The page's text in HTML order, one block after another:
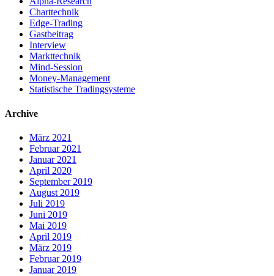
Charttechnik
Edge-Trading
Gastbeitrag
Interview
Markttechnik
Mind-Session
Money-Management
Statistische Tradingsysteme
Archive
März 2021
Februar 2021
Januar 2021
April 2020
September 2019
August 2019
Juli 2019
Juni 2019
Mai 2019
April 2019
März 2019
Februar 2019
Januar 2019